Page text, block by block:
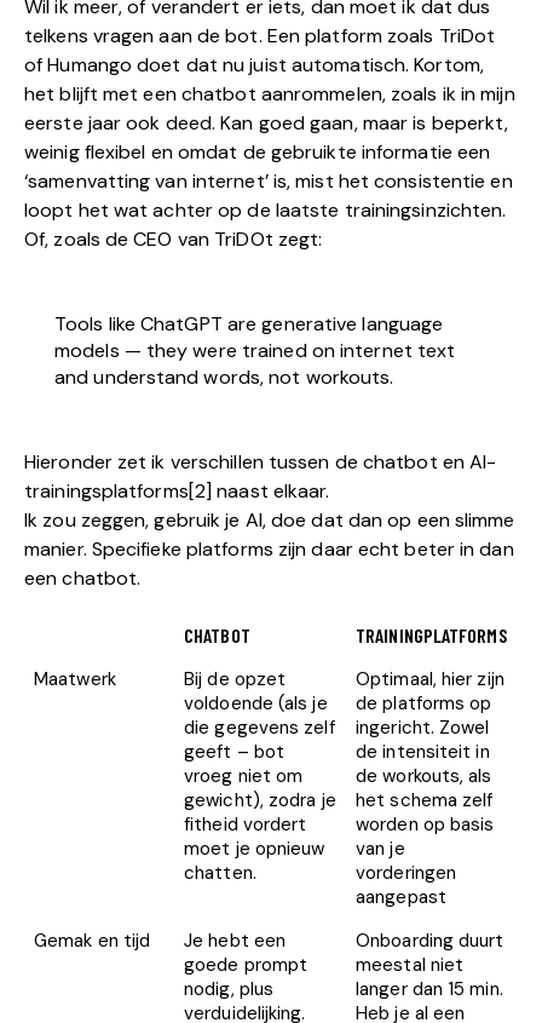
Wil ik meer, of verandert er iets, dan moet ik dat dus
telkens vragen aan de bot. Een platform zoals TriDot
of Humango doet dat nu juist automatisch. Kortom,
het blijft met een chatbot aanrommelen, zoals ik in mijn
eerste jaar ook deed. Kan goed gaan, maar is beperkt,
weinig flexibel en omdat de gebruikte informatie een
‘samenvatting van internet’ is, mist het consistentie en
loopt het wat achter op de laatste trainingsinzichten.
Of, zoals de CEO van TriDOt zegt:
Tools like ChatGPT are generative language
models — they were trained on internet text
and understand words, not workouts.
Hieronder zet ik verschillen tussen de chatbot en AI-
trainingsplatforms[2] naast elkaar.
Ik zou zeggen, gebruik je AI, doe dat dan op een slimme
manier. Specifieke platforms zijn daar echt beter in dan
een chatbot.
CHATBOT TRAININGPLATFORMS
Maatwerk
Bij de opzet
voldoende (als je
die gegevens zelf
geeft – bot
vroeg niet om
gewicht), zodra je
fitheid vordert
moet je opnieuw
chatten.
Optimaal, hier zijn
de platforms op
ingericht. Zowel
de intensiteit in
de workouts, als
het schema zelf
worden op basis
van je
vorderingen
aangepast
Gemak en tijd
Je hebt een
goede prompt
nodig, plus
verduidelijking.
Onboarding duurt
meestal niet
langer dan 15 min.
Heb je al een